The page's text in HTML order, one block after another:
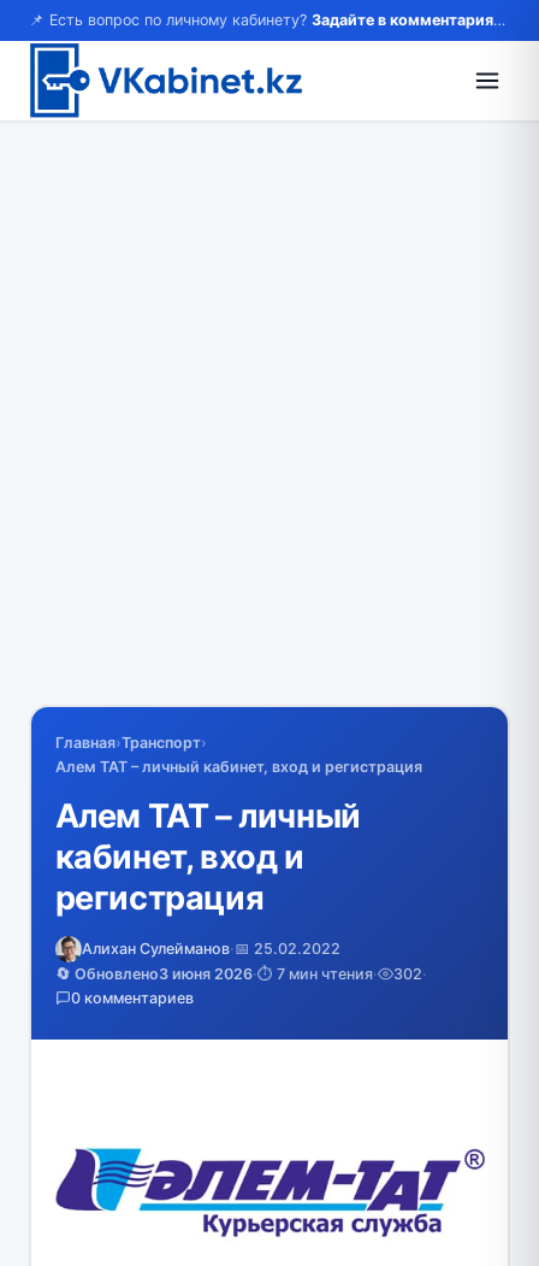
📌 Есть вопрос по личному кабинету? Задайте в комментариях — ответим!
Главная›Транспорт›
Алем ТАТ – личный кабинет, вход и регистрация
Алем ТАТ – личный
кабинет, вход и
регистрация
Алихан Сулейманов·📅 25.02.2022
🔄 Обновлено3 июня 2026·⏱️ 7 мин чтения· 302·
0 комментариев